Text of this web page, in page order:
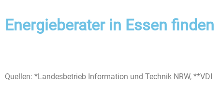
Energieberater in Essen finden
Quellen: *Landesbetrieb Information und Technik NRW, **VDI